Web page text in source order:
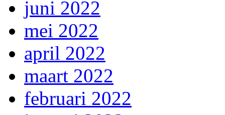
juni 2022
mei 2022
april 2022
maart 2022
februari 2022